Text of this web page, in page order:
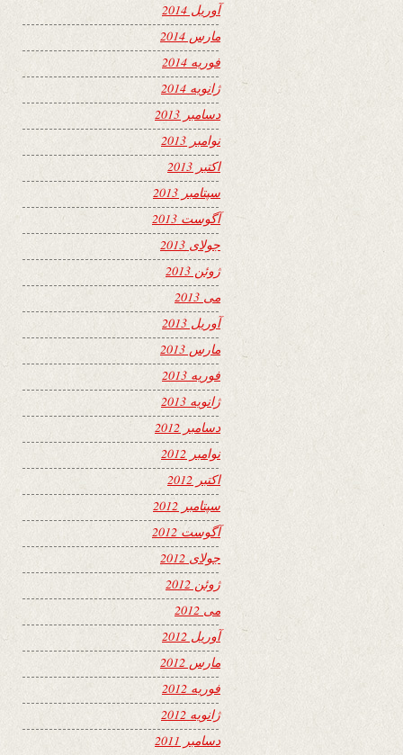
آوریل 2014
مارس 2014
فوریه 2014
ژانویه 2014
دسامبر 2013
نوامبر 2013
اکتبر 2013
سپتامبر 2013
آگوست 2013
جولای 2013
ژوئن 2013
می 2013
آوریل 2013
مارس 2013
فوریه 2013
ژانویه 2013
دسامبر 2012
نوامبر 2012
اکتبر 2012
سپتامبر 2012
آگوست 2012
جولای 2012
ژوئن 2012
می 2012
آوریل 2012
مارس 2012
فوریه 2012
ژانویه 2012
دسامبر 2011